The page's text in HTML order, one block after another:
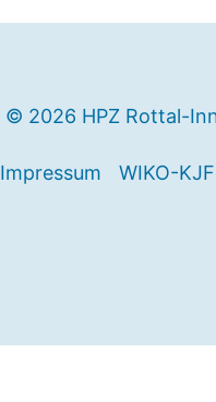
© 2026 HPZ Rottal-
Impressum WIKO-KJF